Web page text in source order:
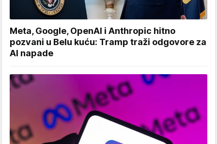
Meta, Google, OpenAI i Anthropic hitno
pozvani u Belu kuću: Tramp traži odgovore za
AI napade